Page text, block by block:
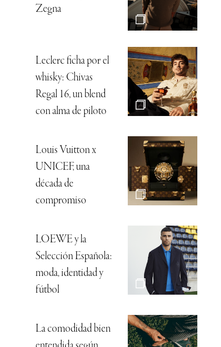
Zegna
Leclerc ficha por el
whisky: Chivas
Regal 16, un blend
con alma de piloto
Louis Vuitton x
UNICEF, una
década de
compromiso
LOEWE y la
Selección Española:
moda, identidad y
fútbol
La comodidad bien